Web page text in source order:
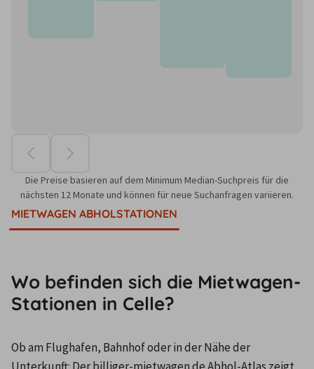
Die Preise basieren auf dem Minimum Median-Suchpreis für die
nächsten 12 Monate und können für neue Suchanfragen variieren.
MIETWAGEN ABHOLSTATIONEN
Wo befinden sich die Mietwagen-
Stationen in Celle?
Ob am Flughafen, Bahnhof oder in der Nähe der
Unterkunft: Der billiger-mietwagen.de Abhol-Atlas zeigt